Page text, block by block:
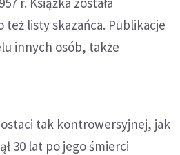
też listy skazańca. Publikacje
innych osób, także
tak kontrowersyjnej, jak
30 lat po jego śmierci